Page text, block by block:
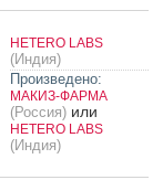
HETERO LABS
(Индия)
Произведено:
МАКИЗ-ФАРМА
(Россия) или
HETERO LABS
(Индия)